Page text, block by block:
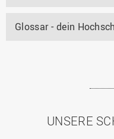
Glossar - dein
UNSERE